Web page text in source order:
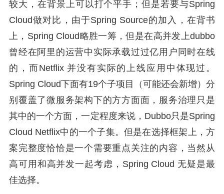
较大，在背景上可以打个平手；但是若要与Spring
Cloud做对比，由于Spring Source的加入，在背书
上，Spring Cloud略胜一筹，但是在高并发上dubbo
曾经在阿里的运营中实际承载过过亿用户同时在线
的，而Netflix 并没有实际的上线应用中体现过。
Spring Cloud下面有19个子项目（可能还会新增）分
别覆盖了微服务架构下的方方面面，服务治理只是
其中的一个方面，一定程度来说，Dubbo只是Spring
Cloud Netflix中的一个子集。但是在选择框架上，方
案完整度恰恰是一个需要重点关注的内容，当然从
高可用和高并发一起考虑，Spring Cloud 无疑是最
佳选择。